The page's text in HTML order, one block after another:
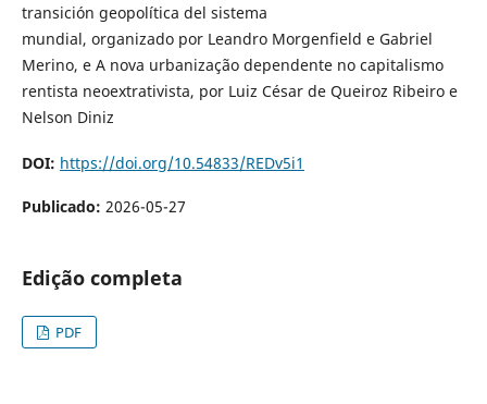
transición geopolítica del sistema
mundial, organizado por Leandro Morgenfield e Gabriel
Merino, e A nova urbanização dependente no capitalismo
rentista neoextrativista, por Luiz César de Queiroz Ribeiro e
Nelson Diniz
DOI: https://doi.org/10.54833/REDv5i1
Publicado: 2026-05-27
Edição completa
PDF